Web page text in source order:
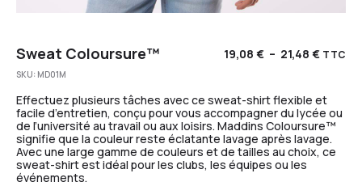
Sweat Coloursure™ 19,08 € – 21,48 € TTC
SKU: MD01M
Effectuez plusieurs tâches avec ce sweat-shirt flexible et
facile d’entretien, conçu pour vous accompagner du lycée ou
de l’université au travail ou aux loisirs. Maddins Coloursure™
signifie que la couleur reste éclatante lavage après lavage.
Avec une large gamme de couleurs et de tailles au choix, ce
sweat-shirt est idéal pour les clubs, les équipes ou les
événements.